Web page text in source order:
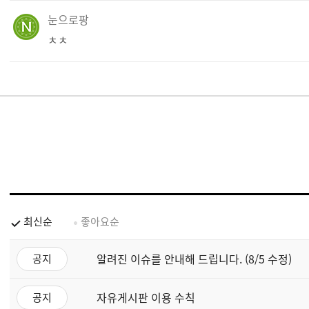
눈으로팡
ㅊㅊ
최신순 좋아요순
공지 알려진 이슈를 안내해 드립니다. (8/5 수정)
공지 자유게시판 이용 수칙